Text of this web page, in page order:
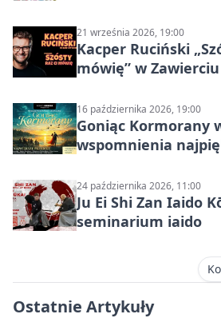
21 września 2026, 19:00
Kacper Ruciński
mówię” w
16 października 2026, 19:00
Goniąc Kormorany
wspomnienia
24 października 2026, 11:00
Ju Ei Shi Zan Iaido
seminarium iaido
Ostatnie Artykuły